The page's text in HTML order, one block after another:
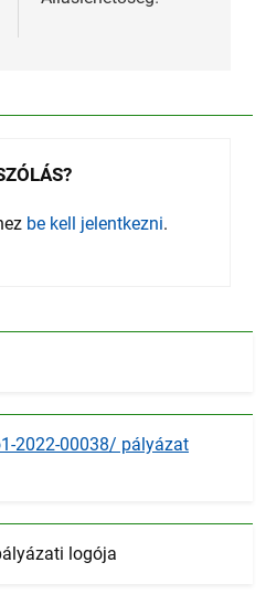
be kell jelentkezni.